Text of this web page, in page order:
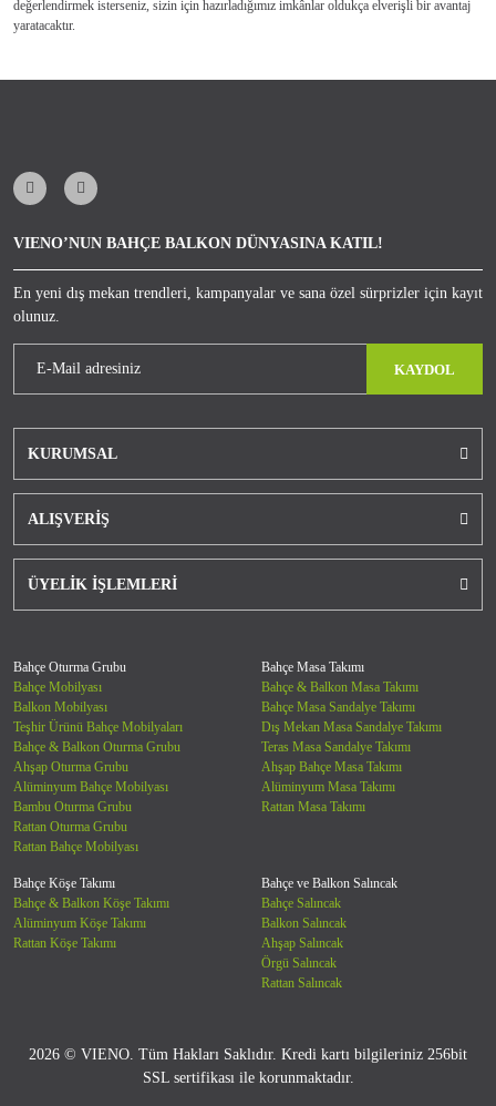
değerlendirmek isterseniz, sizin için hazırladığımız imkânlar oldukça elverişli bir avantaj
yaratacaktır.
VIENO’NUN BAHÇE BALKON DÜNYASINA KATIL!
En yeni dış mekan trendleri, kampanyalar ve sana özel sürprizler için kayıt
olunuz.
KAYDOL
KURUMSAL
ALIŞVERİŞ
ÜYELİK İŞLEMLERİ
Bahçe Oturma Grubu
Bahçe Mobilyası
Balkon Mobilyası
Teşhir Ürünü Bahçe Mobilyaları
Bahçe & Balkon Oturma Grubu
Ahşap Oturma Grubu
Alüminyum Bahçe Mobilyası
Bambu Oturma Grubu
Rattan Oturma Grubu
Rattan Bahçe Mobilyası
Bahçe Masa Takımı
Bahçe & Balkon Masa Takımı
Bahçe Masa Sandalye Takımı
Dış Mekan Masa Sandalye Takımı
Teras Masa Sandalye Takımı
Ahşap Bahçe Masa Takımı
Alüminyum Masa Takımı
Rattan Masa Takımı
Bahçe Köşe Takımı
Bahçe & Balkon Köşe Takımı
Alüminyum Köşe Takımı
Rattan Köşe Takımı
Bahçe ve Balkon Salıncak
Bahçe Salıncak
Balkon Salıncak
Ahşap Salıncak
Örgü Salıncak
Rattan Salıncak
2026 © VIENO. Tüm Hakları Saklıdır. Kredi kartı bilgileriniz 256bit
SSL sertifikası ile korunmaktadır.